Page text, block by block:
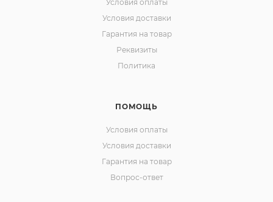
Условия оплаты
Условия доставки
Гарантия на товар
Реквизиты
Политика
ПОМОЩЬ
Условия оплаты
Условия доставки
Гарантия на товар
Вопрос-ответ